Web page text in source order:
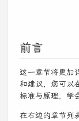
前言
这一章节将更加
和建议，您可以
标准与原理，学
在右边的章节列